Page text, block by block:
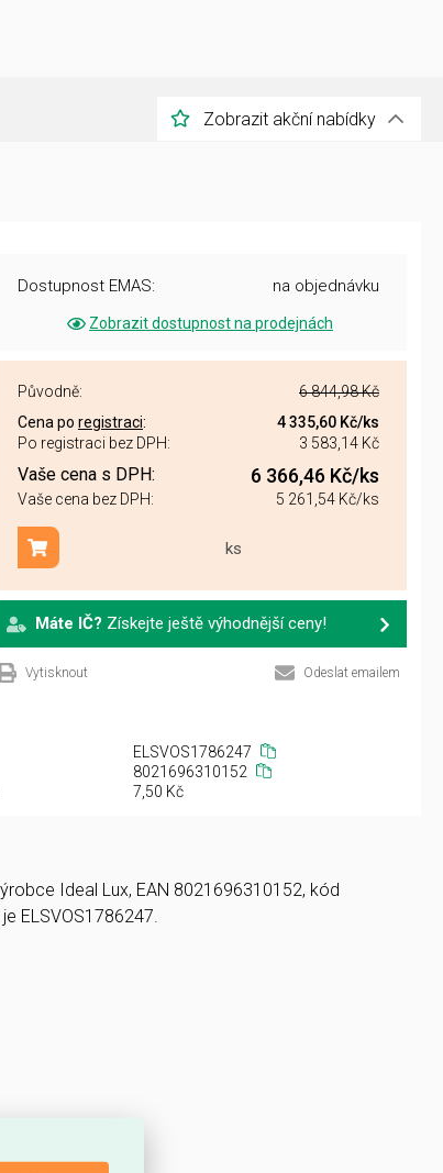
Zobrazit akční nabídky
Dostupnost EMAS: na objednávku
Zobrazit dostupnost na prodejnách
Původně:
6 844,98 Kč
Cena po registraci: 4 335,60 Kč/ks
Po registraci bez DPH:
3 583,14 Kč
Vaše cena s DPH: 6 366,46 Kč/ks
Vaše cena bez DPH: 5 261,54 Kč/ks
ks
Přidat do košíku
Máte IČ? Získejte ještě výhodnější ceny!
Vytisknout Odeslat emailem
ELSVOS1786247
8021696310152
7,50 Kč
Ideal Lux, EAN 8021696310152, kód
ELSVOS1786247.